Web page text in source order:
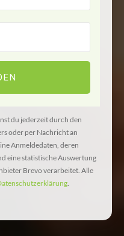
du jederzeit durch den
oder per Nachricht an
Anmeldedaten, deren
eine statistische Auswertung
Brevo verarbeitet. Alle
.